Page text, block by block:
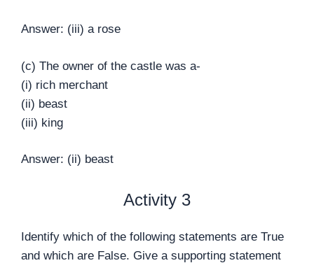
Answer: (iii) a rose
(c) The owner of the castle was a-
(i) rich merchant
(ii) beast
(iii) king
Answer: (ii) beast
Activity 3
Identify which of the following statements are True
and which are False. Give a supporting statement